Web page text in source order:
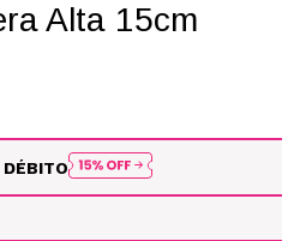
Alta 15cm
DÉBITO